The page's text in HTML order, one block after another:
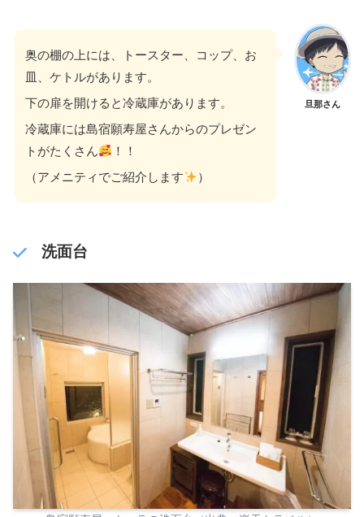
旦那さん
奥の棚の上には、トースター、コップ、お
皿、ケトルがあります。
下の扉を開けると冷蔵庫があります。
冷蔵庫には島宿願寿屋さんからのプレゼン
トがたくさん
！！
（アメニティでご紹介します
）
洗面台